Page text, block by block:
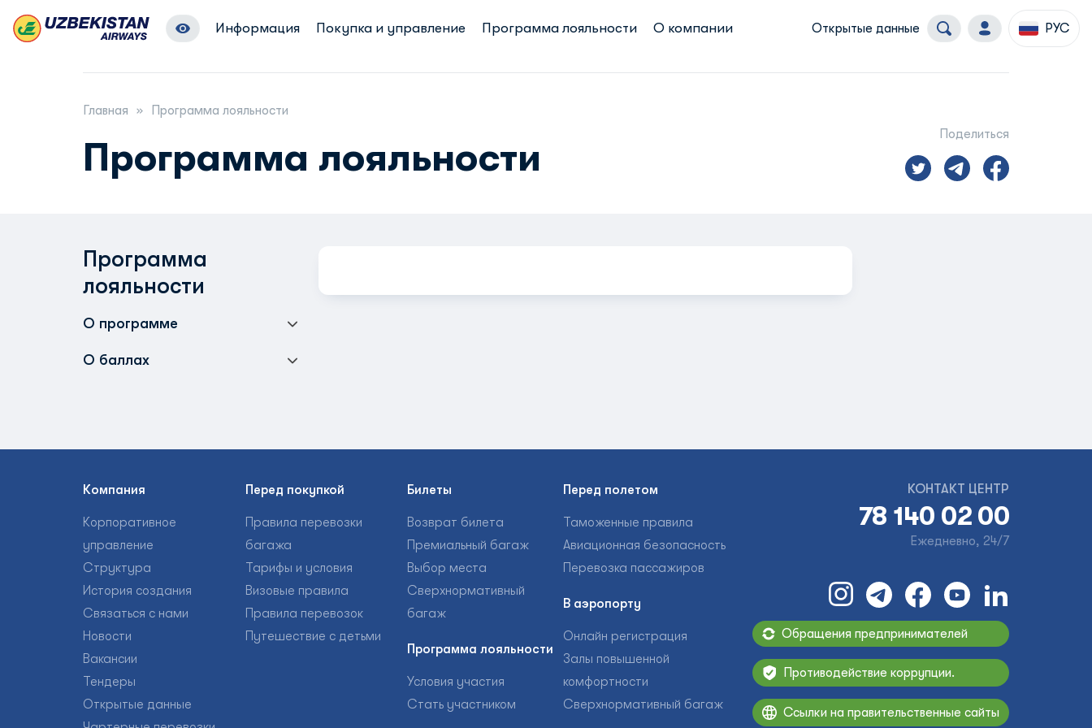
Информация Покупка и управление Программа лояльности О компании Открытые данные РУС
Главная Программа лояльности
Программа лояльности
Поделиться
Программа
лояльности
О программе
О баллах
Компания
Корпоративное
управление
Структура
История создания
Связаться с нами
Новости
Вакансии
Тендеры
Открытые данные
Перед покупкой
Правила перевозки
багажа
Тарифы и условия
Визовые правила
Правила перевозок
Путешествие с детьми
Билеты
Возврат билета
Премиальный багаж
Выбор места
Сверхнормативный
багаж
Программа лояльности
Условия участия
Стать участником
Перед полетом
Таможенные правила
Авиационная безопасность
Перевозка пассажиров
В аэропорту
Онлайн регистрация
Залы повышенной
комфортности
Сверхнормативный багаж
КОНТАКТ ЦЕНТР
78 140 02 00
Ежедневно, 24/7
Обращения предпринимателей
Противодействие коррупции.
Ссылки на правительственные сайты